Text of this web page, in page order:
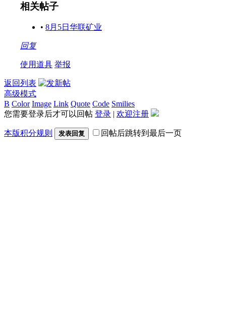
相关帖子
• 8月5日华联矿业
回复
使用道具 举报
返回列表
高级模式
B Color Image Link Quote Code Smilies
您需要登录后才可以回帖 登录 | 欢迎注册
本版积分规则 发表回复 回帖后跳转到最后一页